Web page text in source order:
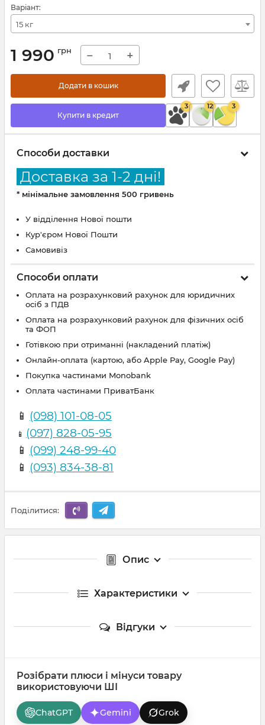
Варіант:
15 кг
1 990 грн − +
Додати в кошик
Купити в кредит
3 12 3
Способи доставки
Доставка за 1-2 дні!
* мінімальне замовлення 500 гривень
У відділення Нової пошти
Кур'єром Нової Пошти
Самовивіз
Способи оплати
Оплата на розрахунковий рахунок для юридичних
осіб з ПДВ
Оплата на розрахунковий рахунок для фізичних осіб
та ФОП
Готівкою при отриманні (накладений платіж)
Онлайн-оплата (картою, або Apple Pay, Google Pay)
Покупка частинами Monobank
Оплата частинами ПриватБанк
📱 (098) 101-08-05
📱 (097) 828-05-95
📱 (099) 248-99-40
📱 (093) 834-38-81
Поділитися:
Опис
Характеристики
Відгуки
Розібрати плюси і мінуси товару
використовуючи ШІ
ChatGPT Gemini Grok